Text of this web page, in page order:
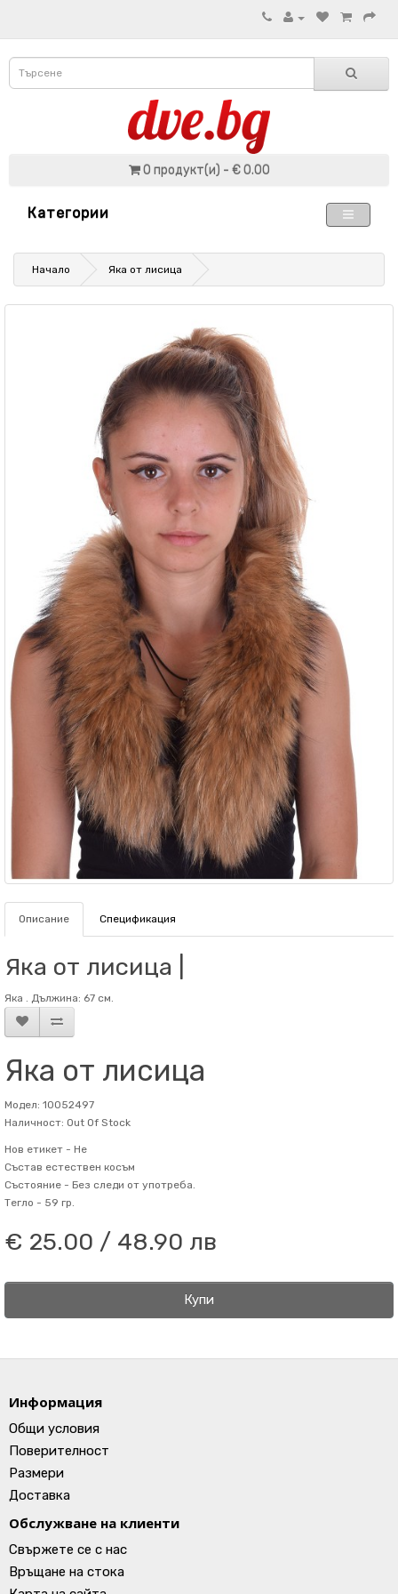
0 продукт(и) - € 0.00
Категории
Начало Яка от лисица
Описание Спецификация
Яка от лисица |
Яка . Дължина: 67 см.
Яка от лисица
Модел: 10052497
Наличност: Out Of Stock
Нов етикет - Не
Състав естествен косъм
Състояние - Без следи от употреба.
Тегло - 59 гр.
€ 25.00 / 48.90 лв
Купи
Информация
Общи условия
Поверителност
Размери
Доставка
Обслужване на клиенти
Свържете се с нас
Връщане на стока